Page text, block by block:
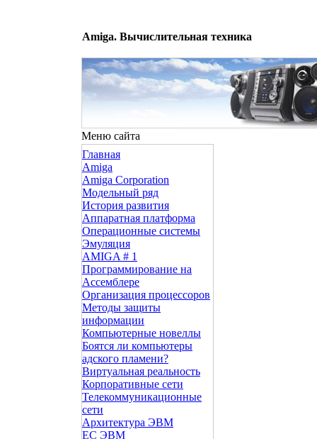
Amiga. Вычислительная техника
Меню сайта
Главная
Amiga
Amiga Corporation
Модельный ряд
История развития
Аппаратная платформа
Операционные системы
Эмуляция
AMIGA # 1
Программирование на
Ассемблере
Организация процессоров
Методы защиты
информации
Компьютерные новеллы
Боятся ли компьютеры
адского пламени?
Виртуальная реальность
Корпоративные сети
Телекоммуникационные
сети
Архитектура ЭВМ
ЕС ЭВМ